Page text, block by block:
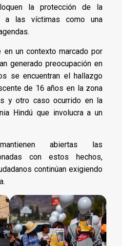
la protección de la
a las víctimas como una
en un contexto marcado por
generado preocupación en
se encuentran el hallazgo
de 16 años en la zona
y otro caso ocurrido en la
Hindú que involucra a un
abiertas las
con estos hechos,
continúan exigiendo